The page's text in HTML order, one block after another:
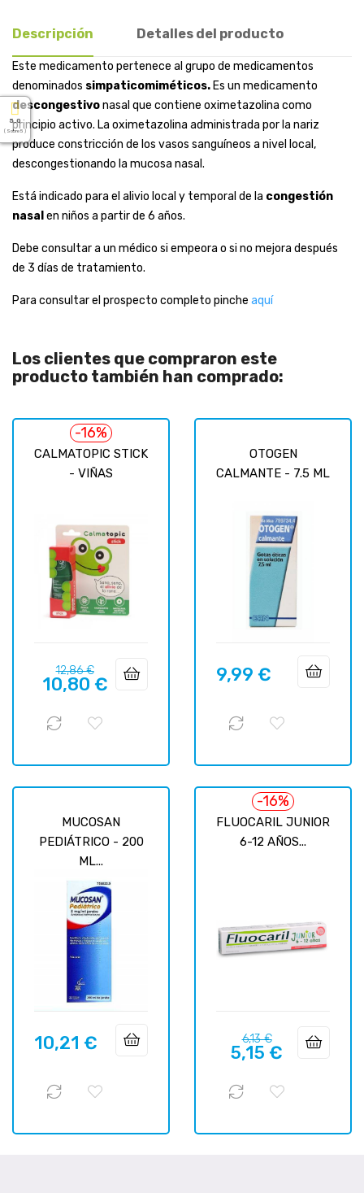
Descripción Detalles del producto
Este medicamento pertenece al grupo de medicamentos
denominados simpaticomiméticos. Es un medicamento
descongestivonasal que contiene oximetazolina como
principio activo. La oximetazolina administrada por la nariz
produce constricción de los vasos sanguíneos a nivel local,
descongestionando la mucosa nasal.
Está indicado para el alivio local y temporal de la congestión
nasal en niños a partir de 6 años.
Debe consultar a un médico si empeora o si no mejora después
de 3 días de tratamiento.
Para consultar el prospecto completo pinche aquí
Los clientes que compraron este
producto también han comprado:
CALMATOPIC STICK
- VIÑAS
-16%
Precio
regular
12,86 €Precio
10,80 €
OTOGEN
CALMANTE - 7.5 ML
Precio
9,99 €
MUCOSAN
PEDIÁTRICO - 200
ML...
Precio
10,21 €
FLUOCARIL JUNIOR
6-12 AÑOS...
-16%
Precio
regular
6,13 €Precio
5,15 €
5.0
( Sobre 5 )